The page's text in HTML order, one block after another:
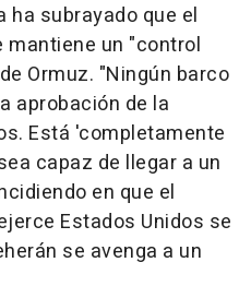
ha subrayado que el
un "control
Ormuz. "Ningún barco
aprobación de la
Está 'completamente
capaz de llegar a un
en que el
Estados Unidos se
se avenga a un